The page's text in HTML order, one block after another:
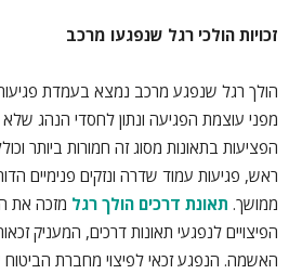
זכויות הולכי רגל שנפגעו מרכב
הולך רגל שנפגע מרכב נמצא בעמדת
מפני עוצמת הפגיעה ונתון לחסדי הנהג
הפציעות בתאונות מסוג זה חמורות ביותר
ראש, פגיעות עמוד שדרה ונזקים פנימיים
ממושך. תאונת דרכים הולך רגל מזכה את
הפיצויים לנפגעי תאונות דרכים, המעניק
האשמה. הנפגע זכאי לפיצוי מחברת